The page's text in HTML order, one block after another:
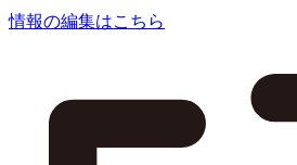
情報の編集はこちら